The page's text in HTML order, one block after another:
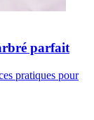
parfait
pratiques pour